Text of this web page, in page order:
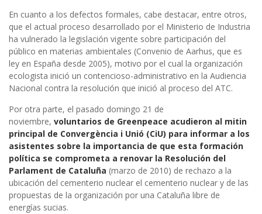
En cuanto a los defectos formales, cabe destacar, entre otros,
que el actual proceso desarrollado por el Ministerio de Industria
ha vulnerado la legislación vigente sobre participación del
público en materias ambientales (Convenio de Aarhus, que es
ley en España desde 2005), motivo por el cual la organización
ecologista inició un contencioso-administrativo en la Audiencia
Nacional contra la resolución que inició al proceso del ATC.
Por otra parte, el pasado domingo 21 de
noviembre, voluntarios de Greenpeace acudieron al mitin
principal de Convergència i Unió (CiU) para informar a los
asistentes sobre la importancia de que esta formación
política se comprometa a renovar la Resolución del
Parlament de Cataluña (marzo de 2010) de rechazo a la
ubicación del cementerio nuclear el cementerio nuclear y de las
propuestas de la organización por una Cataluña libre de
energías sucias.